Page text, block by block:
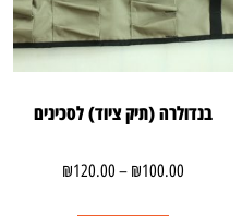
בנדולרה (תיק ציוד) לסכינים
₪100.00
–
₪120.00